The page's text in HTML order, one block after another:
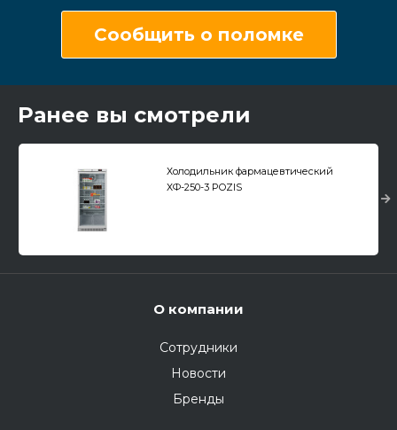
Сообщить о поломке
Ранее вы смотрели
Холодильник фармацевтический
ХФ-250-3 POZIS
О компании
Сотрудники
Новости
Бренды